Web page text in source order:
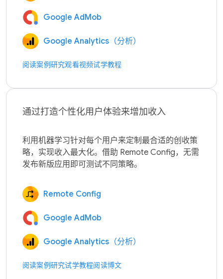
Google AdMob
Google Analytics（分析）
阅读案例研究观看视频试学教程
通过打造个性化用户体验来增加收入
利用机器学习针对每个用户来定制最合适的创收策
略，实现收入最大化。借助 Remote Config，无需
Remote Config
Google AdMob
Google Analytics（分析）
阅读案例研究试学教程阅读博文